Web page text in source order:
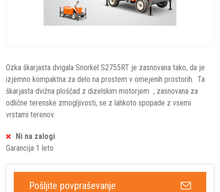
Ozka škarjasta dvigala Snorkel S2755RT je zasnovana tako, da je
izjemno kompaktna za delo na prostem v omejenih prostorih. Ta
škarjasta dvižna ploščad z dizelskim motorjem , zasnovana za
odlične terenske zmogljivosti, se z lahkoto spopade z vsemi
vrstami terenov.
Ni na zalogi
Garancija 1 leto
Pošljite povpraševanje